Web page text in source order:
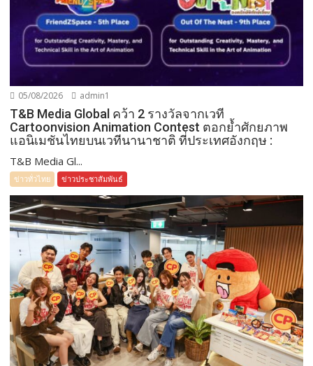
05/08/2026 admin1
T&B Media Global คว้า 2 รางวัลจากเวที
Cartoonvision Animation Contest ตอกย้ำศักยภาพ
แอนิเมชันไทยบนเวทีนานาชาติ ที่ประเทศอังกฤษ :
T&B Media Gl...
ข่าวทั่วไทย ข่าวประชาสัมพันธ์